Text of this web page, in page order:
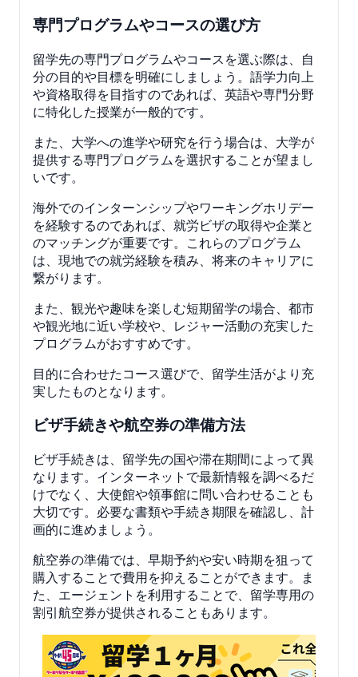
専門プログラムやコースの選び方
留学先の専門プログラムやコースを選ぶ際は、自
分の目的や目標を明確にしましょう。語学力向上
や資格取得を目指すのであれば、英語や専門分野
に特化した授業が一般的です。
また、大学への進学や研究を行う場合は、大学が
提供する専門プログラムを選択することが望まし
いです。
海外でのインターンシップやワーキングホリデー
を経験するのであれば、就労ビザの取得や企業と
のマッチングが重要です。これらのプログラム
は、現地での就労経験を積み、将来のキャリアに
繋がります。
また、観光や趣味を楽しむ短期留学の場合、都市
や観光地に近い学校や、レジャー活動の充実した
プログラムがおすすめです。
目的に合わせたコース選びで、留学生活がより充
実したものとなります。
ビザ手続きや航空券の準備方法
ビザ手続きは、留学先の国や滞在期間によって異
なります。インターネットで最新情報を調べるだ
けでなく、大使館や領事館に問い合わせることも
大切です。必要な書類や手続き期限を確認し、計
画的に進めましょう。
航空券の準備では、早期予約や安い時期を狙って
購入することで費用を抑えることができます。ま
た、エージェントを利用することで、留学専用の
割引航空券が提供されることもあります。